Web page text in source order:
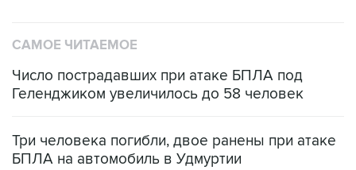
САМОЕ ЧИТАЕМОЕ
Число пострадавших при атаке БПЛА под
Геленджиком увеличилось до 58 человек
Три человека погибли, двое ранены при атаке
БПЛА на автомобиль в Удмуртии